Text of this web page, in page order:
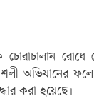
রোধে
অভিযানের
করা হয়েছে।